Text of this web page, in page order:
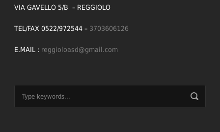
VIA GAVELLO 5/B – REGGIOLO
TEL/FAX 0522/972544 – 3703606126
E.MAIL : reggioloasd@gmail.com